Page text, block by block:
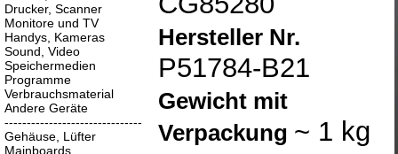
Hersteller Nr.
P51784-B21
Gewicht mit
Verpackung ~ 1 kg
Drucker, Scanner
Monitore und TV
Handys, Kameras
Sound, Video
Speichermedien
Programme
Verbrauchsmaterial
Andere Geräte
-------------------------------
Gehäuse, Lüfter
Mainboards